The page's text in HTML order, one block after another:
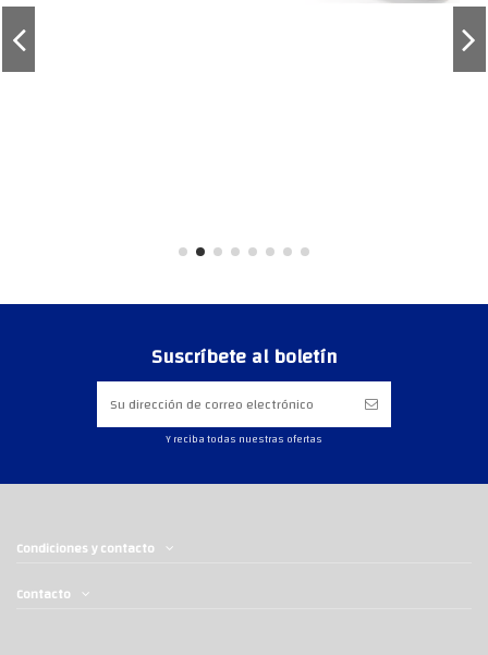
Suscríbete al boletín
Y reciba todas nuestras ofertas
Condiciones y contacto
Contacto